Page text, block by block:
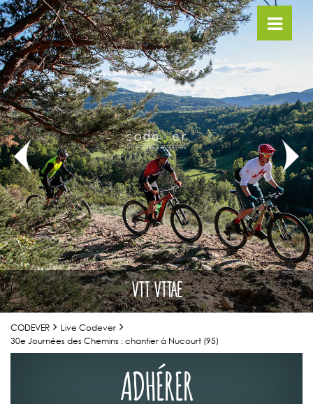
VTT VTTAE
CODEVER
Live Codever
30e Journées des Chemins : chantier à Nucourt (95)
ADHÉRER